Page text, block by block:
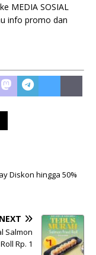
MEDIA SOSIAL
info promo dan
Diskon hingga 50%
NEXT
Salmon
Rp. 1